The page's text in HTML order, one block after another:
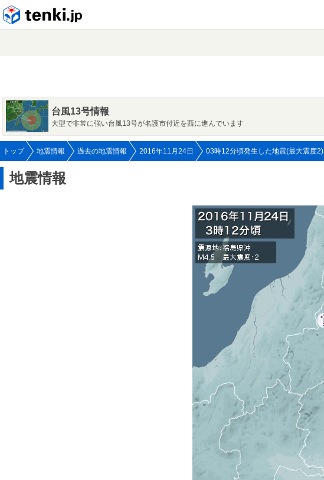
台風13号情報
大型で非常に強い台風13号が名護市付近を西に進んでいます
トップ 地震情報 過去の地震情報 2016年11月24日 03時12分頃発生した地震(最大震度2)
地震情報